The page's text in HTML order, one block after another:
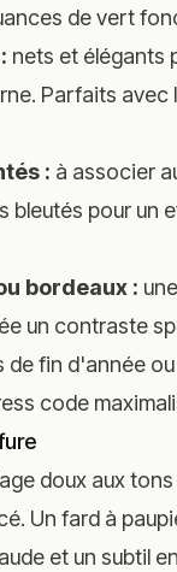
de vert
nets et élégants
Parfaits avec
: à associer
bleutés pour un
bordeaux :
un contraste
de fin d'année
code
doux aux
Un fard à
et un subtil